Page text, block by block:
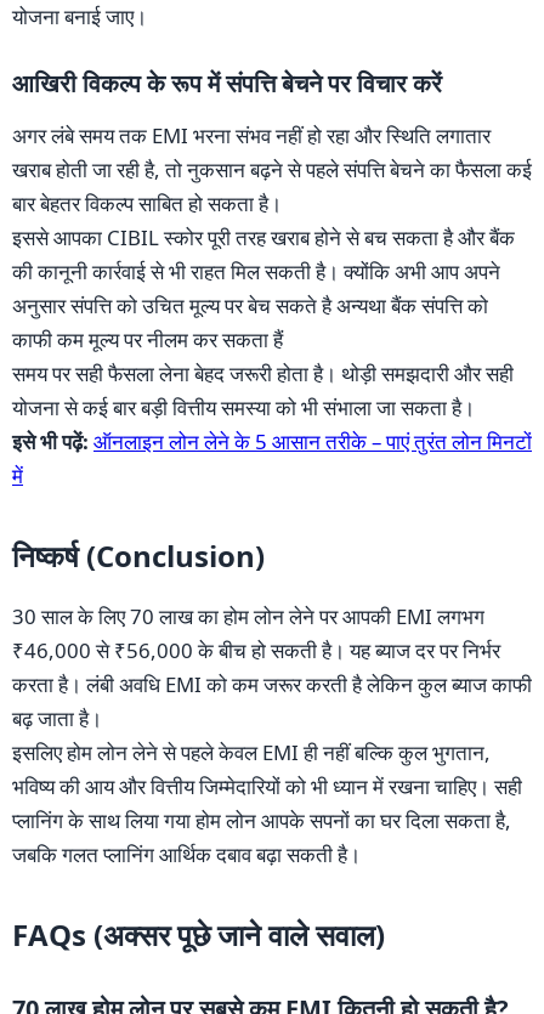
योजना बनाई जाए।
आखिरी विकल्प के रूप में संपत्ति बेचने पर विचार करें
अगर लंबे समय तक EMI भरना संभव नहीं हो रहा और स्थिति लगातार
खराब होती जा रही है, तो नुकसान बढ़ने से पहले संपत्ति बेचने का फैसला कई
बार बेहतर विकल्प साबित हो सकता है।
इससे आपका CIBIL स्कोर पूरी तरह खराब होने से बच सकता है और बैंक
की कानूनी कार्रवाई से भी राहत मिल सकती है। क्योंकि अभी आप अपने
अनुसार संपत्ति को उचित मूल्य पर बेच सकते है अन्यथा बैंक संपत्ति को
काफी कम मूल्य पर नीलम कर सकता हैं
समय पर सही फैसला लेना बेहद जरूरी होता है। थोड़ी समझदारी और सही
योजना से कई बार बड़ी वित्तीय समस्या को भी संभाला जा सकता है।
इसे भी पढ़ें: ऑनलाइन लोन लेने के 5 आसान तरीके – पाएं तुरंत लोन मिनटों
में
निष्कर्ष (Conclusion)
30 साल के लिए 70 लाख का होम लोन लेने पर आपकी EMI लगभग
₹46,000 से ₹56,000 के बीच हो सकती है। यह ब्याज दर पर निर्भर
करता है। लंबी अवधि EMI को कम जरूर करती है लेकिन कुल ब्याज काफी
बढ़ जाता है।
इसलिए होम लोन लेने से पहले केवल EMI ही नहीं बल्कि कुल भुगतान,
भविष्य की आय और वित्तीय जिम्मेदारियों को भी ध्यान में रखना चाहिए। सही
प्लानिंग के साथ लिया गया होम लोन आपके सपनों का घर दिला सकता है,
जबकि गलत प्लानिंग आर्थिक दबाव बढ़ा सकती है।
FAQs (अक्सर पूछे जाने वाले सवाल)